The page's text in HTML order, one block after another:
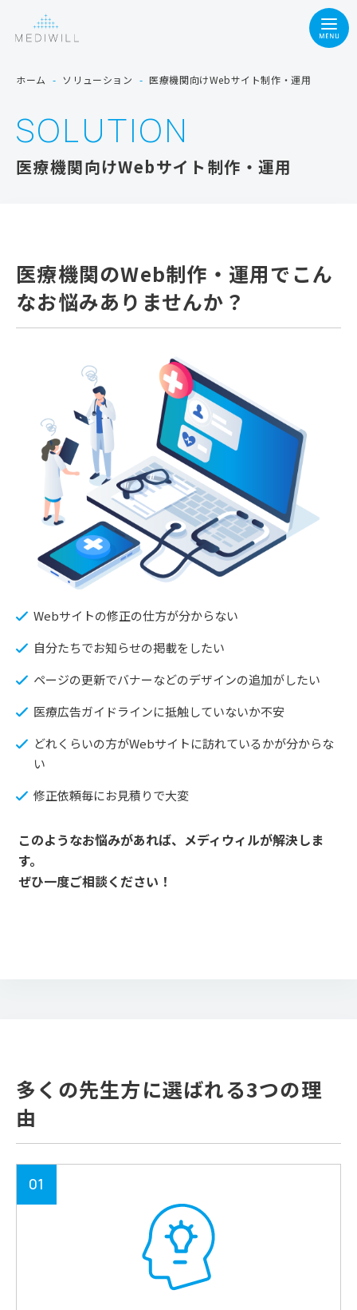
ホーム - ソリューション - 医療機関向けWebサイト制作・運用
SOLUTION
医療機関向けWebサイト制作・運用
医療機関のWeb制作・運用でこん
なお悩みありませんか？
Webサイトの修正の仕方が分からない
自分たちでお知らせの掲載をしたい
ページの更新でバナーなどのデザインの追加がしたい
医療広告ガイドラインに抵触していないか不安
どれくらいの方がWebサイトに訪れているかが分からな
い
修正依頼毎にお見積りで大変
このようなお悩みがあれば、メディウィルが解決しま
す。
ぜひ一度ご相談ください！
多くの先生方に選ばれる3つの理
由
01